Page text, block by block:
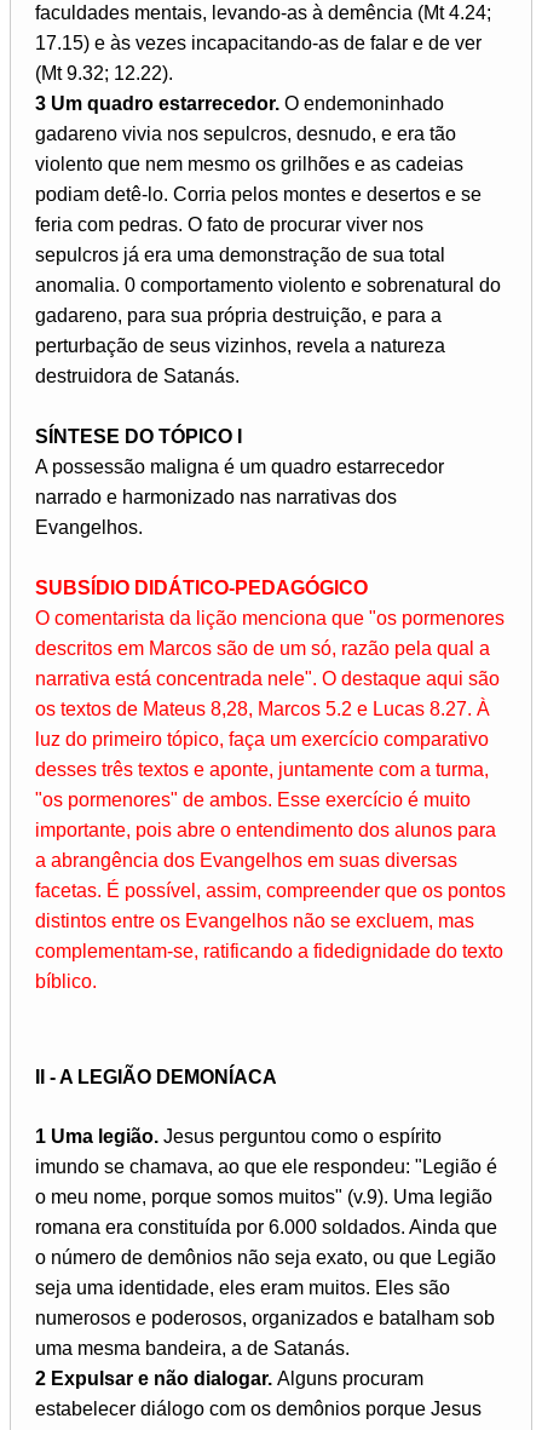
faculdades mentais, levando-as à demência (Mt 4.24;
17.15) e às vezes incapacitando-as de falar e de ver
(Mt 9.32; 12.22).
3 Um quadro estarrecedor. O endemoninhado
gadareno vivia nos sepulcros, desnudo, e era tão
violento que nem mesmo os grilhões e as cadeias
podiam detê-lo. Corria pelos montes e desertos e se
feria com pedras. O fato de procurar viver nos
sepulcros já era uma demonstração de sua total
anomalia. 0 comportamento violento e sobrenatural do
gadareno, para sua própria destruição, e para a
perturbação de seus vizinhos, revela a natureza
destruidora de Satanás.
SÍNTESE DO TÓPICO I
A possessão maligna é um quadro estarrecedor
narrado e harmonizado nas narrativas dos
Evangelhos.
SUBSÍDIO DIDÁTICO-PEDAGÓGICO
O comentarista da lição menciona que "os pormenores
descritos em Marcos são de um só, razão pela qual a
narrativa está concentrada nele". O destaque aqui são
os textos de Mateus 8,28, Marcos 5.2 e Lucas 8.27. À
luz do primeiro tópico, faça um exercício comparativo
desses três textos e aponte, juntamente com a turma,
"os pormenores" de ambos. Esse exercício é muito
importante, pois abre o entendimento dos alunos para
a abrangência dos Evangelhos em suas diversas
facetas. É possível, assim, compreender que os pontos
distintos entre os Evangelhos não se excluem, mas
complementam-se, ratificando a fidedignidade do texto
bíblico.
II - A LEGIÃO DEMONÍACA
1 Uma legião. Jesus perguntou como o espírito
imundo se chamava, ao que ele respondeu: "Legião é
o meu nome, porque somos muitos" (v.9). Uma legião
romana era constituída por 6.000 soldados. Ainda que
o número de demônios não seja exato, ou que Legião
seja uma identidade, eles eram muitos. Eles são
numerosos e poderosos, organizados e batalham sob
uma mesma bandeira, a de Satanás.
2 Expulsar e não dialogar. Alguns procuram
estabelecer diálogo com os demônios porque Jesus